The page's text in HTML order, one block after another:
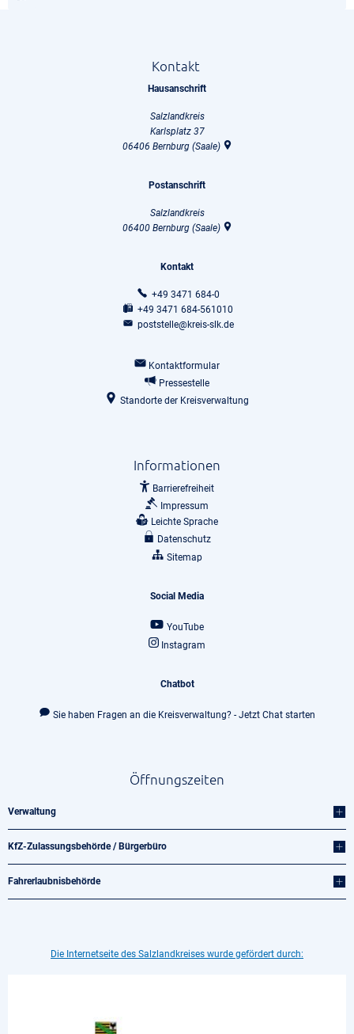
Kontakt
Hausanschrift
Salzlandkreis
Karlsplatz 37
06406 Bernburg (Saale)
Postanschrift
Salzlandkreis
06400 Bernburg (Saale)
Kontakt
+49 3471 684-0
+49 3471 684-561010
poststelle@kreis-slk.de
Kontaktformular
Pressestelle
Standorte der Kreisverwaltung
Informationen
Barrierefreiheit
Impressum
Leichte Sprache
Datenschutz
Sitemap
Social Media
YouTube
Instagram
Chatbot
Sie haben Fragen an die Kreisverwaltung? - Jetzt Chat starten
Öffnungszeiten
Verwaltung
KfZ-Zulassungsbehörde / Bürgerbüro
Fahrerlaubnisbehörde
Die Internetseite des Salzlandkreises wurde gefördert durch: